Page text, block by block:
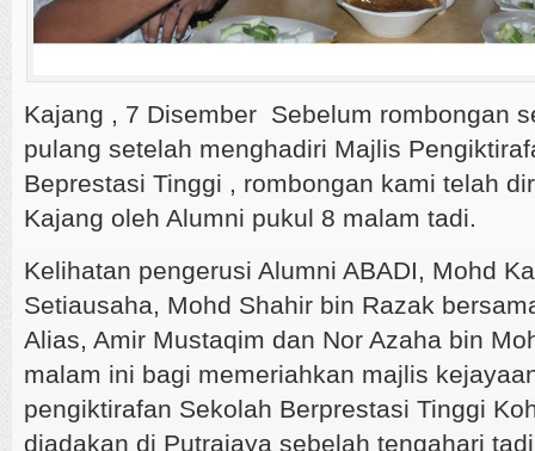
Kajang , 7 Disember Sebelum rombongan
pulang setelah menghadiri Majlis
Beprestasi Tinggi , rombongan kami telah
Kajang oleh Alumni pukul 8 malam tadi.
Kelihatan pengerusi Alumni ABADI, Mohd
Setiausaha, Mohd Shahir bin Razak
Alias, Amir Mustaqim dan Nor Azaha bin
malam ini bagi memeriahkan majlis
pengiktirafan Sekolah Berprestasi Tinggi
diadakan di Putrajaya sebelah tengahari